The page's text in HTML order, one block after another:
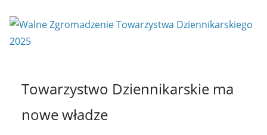
Towarzystwo Dziennikarskie ma
nowe władze